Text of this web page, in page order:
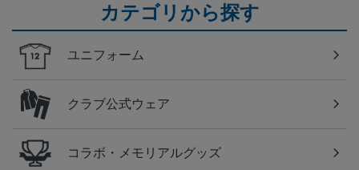
カテゴリから探す
ユニフォーム
クラブ公式ウェア
コラボ・メモリアルグッズ